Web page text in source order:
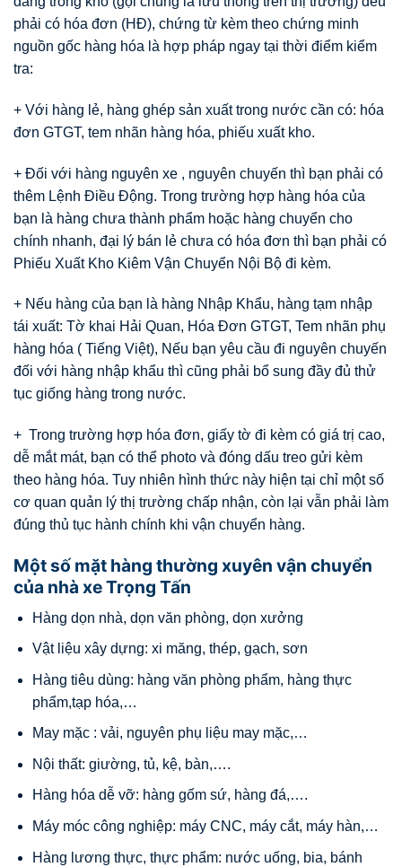
phải có hóa đơn (HĐ), chứng từ kèm theo chứng minh
nguồn gốc hàng hóa là hợp pháp ngay tại thời điểm kiểm
tra:
+ Với hàng lẻ, hàng ghép sản xuất trong nước cần có: hóa
đơn GTGT, tem nhãn hàng hóa, phiếu xuất kho.
+ Đối với hàng nguyên xe , nguyên chuyến thì bạn phải có
thêm Lệnh Điều Động. Trong trường hợp hàng hóa của
bạn là hàng chưa thành phẩm hoặc hàng chuyển cho
chính nhanh, đại lý bán lẻ chưa có hóa đơn thì bạn phải có
Phiếu Xuất Kho Kiêm Vận Chuyển Nội Bộ đi kèm.
+ Nếu hàng của bạn là hàng Nhập Khẩu, hàng tạm nhập
tái xuất: Tờ khai Hải Quan, Hóa Đơn GTGT, Tem nhãn phụ
hàng hóa ( Tiếng Việt), Nếu bạn yêu cầu đi nguyên chuyến
đối với hàng nhập khẩu thì cũng phải bổ sung đầy đủ thử
tục giống hàng trong nước.
+ Trong trường hợp hóa đơn, giấy tờ đi kèm có giá trị cao,
dễ mắt mát, bạn có thể photo và đóng dấu treo gửi kèm
theo hàng hóa. Tuy nhiên hình thức này hiện tại chỉ một số
cơ quan quản lý thị trường chấp nhận, còn lại vẫn phải làm
đúng thủ tục hành chính khi vận chuyển hàng.
Một số mặt hàng thường xuyên vận chuyển
của nhà xe Trọng Tấn
Hàng dọn nhà, dọn văn phòng, dọn xưởng
Vật liệu xây dựng: xi măng, thép, gạch, sơn
Hàng tiêu dùng: hàng văn phòng phẩm, hàng thực
phẩm,tạp hóa,…
May mặc : vải, nguyên phụ liệu may mặc,…
Nội thất: giường, tủ, kệ, bàn,….
Hàng hóa dễ vỡ: hàng gốm sứ, hàng đá,….
Máy móc công nghiệp: máy CNC, máy cắt, máy hàn,…
Hàng lương thực, thực phẩm: nước uống, bia, bánh